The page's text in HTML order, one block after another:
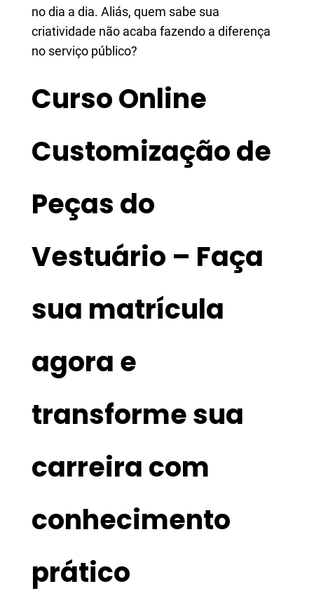
no dia a dia. Aliás, quem sabe sua
criatividade não acaba fazendo a diferença
no serviço público?
Curso Online
Customização de
Peças do
Vestuário – Faça
sua matrícula
agora e
transforme sua
carreira com
conhecimento
prático